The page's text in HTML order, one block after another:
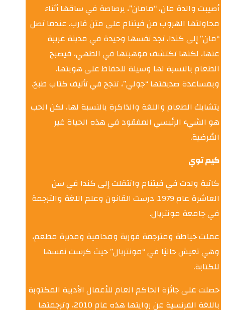
أصيبت والدة مان، “مامان”، برصاصة في ساقها أثناء
محاولتها الهروب من فيتنام على متن قارب. عندما تصل
“مان” إلى كندا، تجد نفسها وحيدة في مدينة غريبة
عنها، لكنها تكتشف موهبتها في الطهي، فيصبح
الطعام بالنسبة لها وسيلة للحفاظ على هويتها.
وبمساعدة صديقتها “جولي”، تنجح في تأليف كتاب طبخ.
يتشابك الطعام واللغة والذاكرة بالنسبة لها، لكن الحب
هو الشيء الرئيسي المفقود في هذه الحياة غير
المُرضية.
كيم توي
كاتبة ولدت في فيتنام وانتقلت إلى كندا في سن
العاشرة عام 1979. درست القانون وعلم اللغة والترجمة
في جامعة مونتريال.
عملت خياطة ومترجمة فورية ومحامية ومديرة مطعم،
وهي تعيش حاليًا في “مونتريال” حيث كرست نفسها
للكتابة.
حصلت على جائزة الحاكم العام للأعمال الأدبية المكتوبة
باللغة الفرنسية عن روايتها هذه عام 2010، وترجمتها